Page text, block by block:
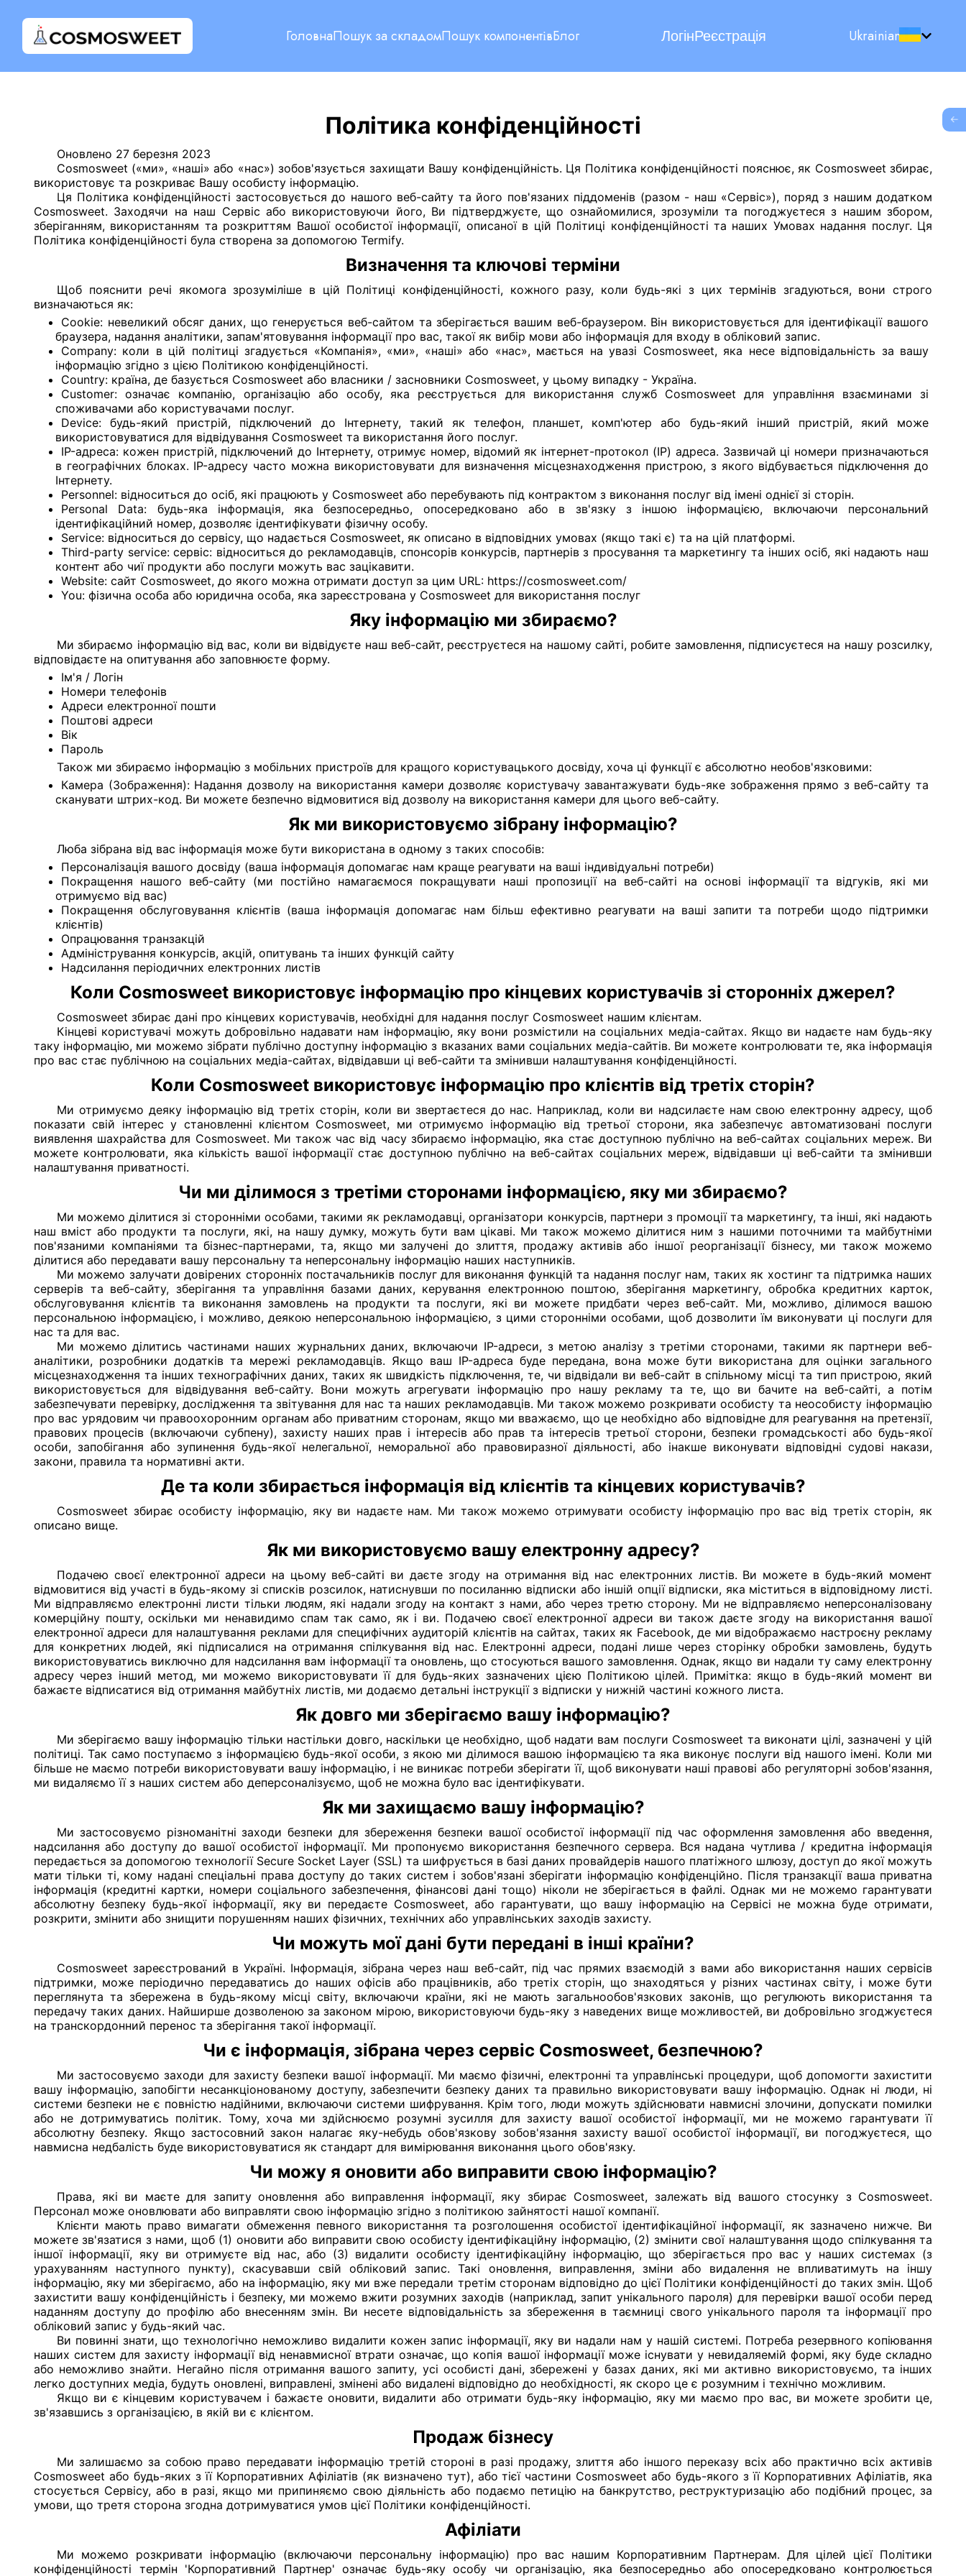
ГоловнаПошук за складомПошук компонентівБлог ЛогінРеєстрація Ukrainian
Політика конфіденційності
Оновлено 27 березня 2023
Cosmosweet («ми», «наші» або «нас») зобов'язується захищати Вашу конфіденційність. Ця Політика конфіденційності пояснює, як Cosmosweet збирає,
використовує та розкриває Вашу особисту інформацію.
Ця Політика конфіденційності застосовується до нашого веб-сайту та його пов'язаних піддоменів (разом - наш «Сервіс»), поряд з нашим додатком
Cosmosweet. Заходячи на наш Сервіс або використовуючи його, Ви підтверджуєте, що ознайомилися, зрозуміли та погоджуєтеся з нашим збором,
зберіганням, використанням та розкриттям Вашої особистої інформації, описаної в цій Політиці конфіденційності та наших Умовах надання послуг. Ця
Політика конфіденційності була створена за допомогою Termify.
Визначення та ключові терміни
Щоб пояснити речі якомога зрозуміліше в цій Політиці конфіденційності, кожного разу, коли будь-які з цих термінів згадуються, вони строго
визначаються як:
Cookie: невеликий обсяг даних, що генерується веб-сайтом та зберігається вашим веб-браузером. Він використовується для ідентифікації вашого
браузера, надання аналітики, запам'ятовування інформації про вас, такої як вибір мови або інформація для входу в обліковий запис.
Company: коли в цій політиці згадується «Компанія», «ми», «наші» або «нас», мається на увазі Cosmosweet, яка несе відповідальність за вашу
інформацію згідно з цією Політикою конфіденційності.
Country: країна, де базується Cosmosweet або власники / засновники Cosmosweet, у цьому випадку - Україна.
Customer: означає компанію, організацію або особу, яка реєструється для використання служб Cosmosweet для управління взаєминами зі
споживачами або користувачами послуг.
Device: будь-який пристрій, підключений до Інтернету, такий як телефон, планшет, комп'ютер або будь-який інший пристрій, який може
використовуватися для відвідування Cosmosweet та використання його послуг.
IP-адреса: кожен пристрій, підключений до Інтернету, отримує номер, відомий як інтернет-протокол (IP) адреса. Зазвичай ці номери призначаються
в географічних блоках. IP-адресу часто можна використовувати для визначення місцезнаходження пристрою, з якого відбувається підключення до
Інтернету.
Personnel: відноситься до осіб, які працюють у Cosmosweet або перебувають під контрактом з виконання послуг від імені однієї зі сторін.
Personal Data: будь-яка інформація, яка безпосередньо, опосередковано або в зв'язку з іншою інформацією, включаючи персональний
ідентифікаційний номер, дозволяє ідентифікувати фізичну особу.
Service: відноситься до сервісу, що надається Cosmosweet, як описано в відповідних умовах (якщо такі є) та на цій платформі.
Third-party service: сервіс: відноситься до рекламодавців, спонсорів конкурсів, партнерів з просування та маркетингу та інших осіб, які надають наш
контент або чиї продукти або послуги можуть вас зацікавити.
Website: сайт Cosmosweet, до якого можна отримати доступ за цим URL: https://cosmosweet.com/
You: фізична особа або юридична особа, яка зареєстрована у Cosmosweet для використання послуг
Яку інформацію ми збираємо?
Ми збираємо інформацію від вас, коли ви відвідуєте наш веб-сайт, реєструєтеся на нашому сайті, робите замовлення, підписуєтеся на нашу розсилку,
відповідаєте на опитування або заповнюєте форму.
Ім'я / Логін
Номери телефонів
Адреси електронної пошти
Поштові адреси
Вік
Пароль
Також ми збираємо інформацію з мобільних пристроїв для кращого користувацького досвіду, хоча ці функції є абсолютно необов'язковими:
Камера (Зображення): Надання дозволу на використання камери дозволяє користувачу завантажувати будь-яке зображення прямо з веб-сайту та
сканувати штрих-код. Ви можете безпечно відмовитися від дозволу на використання камери для цього веб-сайту.
Як ми використовуємо зібрану інформацію?
Люба зібрана від вас інформація може бути використана в одному з таких способів:
Персоналізація вашого досвіду (ваша інформація допомагає нам краще реагувати на ваші індивідуальні потреби)
Покращення нашого веб-сайту (ми постійно намагаємося покращувати наші пропозиції на веб-сайті на основі інформації та відгуків, які ми
отримуємо від вас)
Покращення обслуговування клієнтів (ваша інформація допомагає нам більш ефективно реагувати на ваші запити та потреби щодо підтримки
клієнтів)
Опрацювання транзакцій
Адміністрування конкурсів, акцій, опитувань та інших функцій сайту
Надсилання періодичних електронних листів
Коли Cosmosweet використовує інформацію про кінцевих користувачів зі сторонніх джерел?
Cosmosweet збирає дані про кінцевих користувачів, необхідні для надання послуг Cosmosweet нашим клієнтам.
Кінцеві користувачі можуть добровільно надавати нам інформацію, яку вони розмістили на соціальних медіа-сайтах. Якщо ви надаєте нам будь-яку
таку інформацію, ми можемо зібрати публічно доступну інформацію з вказаних вами соціальних медіа-сайтів. Ви можете контролювати те, яка інформація
про вас стає публічною на соціальних медіа-сайтах, відвідавши ці веб-сайти та змінивши налаштування конфіденційності.
Коли Cosmosweet використовує інформацію про клієнтів від третіх сторін?
Ми отримуємо деяку інформацію від третіх сторін, коли ви звертаєтеся до нас. Наприклад, коли ви надсилаєте нам свою електронну адресу, щоб
показати свій інтерес у становленні клієнтом Cosmosweet, ми отримуємо інформацію від третьої сторони, яка забезпечує автоматизовані послуги
виявлення шахрайства для Cosmosweet. Ми також час від часу збираємо інформацію, яка стає доступною публічно на веб-сайтах соціальних мереж. Ви
можете контролювати, яка кількість вашої інформації стає доступною публічно на веб-сайтах соціальних мереж, відвідавши ці веб-сайти та змінивши
налаштування приватності.
Чи ми ділимося з третіми сторонами інформацією, яку ми збираємо?
Ми можемо ділитися зі сторонніми особами, такими як рекламодавці, організатори конкурсів, партнери з промоції та маркетингу, та інші, які надають
наш вміст або продукти та послуги, які, на нашу думку, можуть бути вам цікаві. Ми також можемо ділитися ним з нашими поточними та майбутніми
пов'язаними компаніями та бізнес-партнерами, та, якщо ми залучені до злиття, продажу активів або іншої реорганізації бізнесу, ми також можемо
ділитися або передавати вашу персональну та неперсональну інформацію наших наступників.
Ми можемо залучати довірених сторонніх постачальників послуг для виконання функцій та надання послуг нам, таких як хостинг та підтримка наших
серверів та веб-сайту, зберігання та управління базами даних, керування електронною поштою, зберігання маркетингу, обробка кредитних карток,
обслуговування клієнтів та виконання замовлень на продукти та послуги, які ви можете придбати через веб-сайт. Ми, можливо, ділимося вашою
персональною інформацією, і можливо, деякою неперсональною інформацією, з цими сторонніми особами, щоб дозволити їм виконувати ці послуги для
нас та для вас.
Ми можемо ділитись частинами наших журнальних даних, включаючи IP-адреси, з метою аналізу з третіми сторонами, такими як партнери веб-
аналітики, розробники додатків та мережі рекламодавців. Якщо ваш IP-адреса буде передана, вона може бути використана для оцінки загального
місцезнаходження та інших технографічних даних, таких як швидкість підключення, те, чи відвідали ви веб-сайт в спільному місці та тип пристрою, який
використовується для відвідування веб-сайту. Вони можуть агрегувати інформацію про нашу рекламу та те, що ви бачите на веб-сайті, а потім
забезпечувати перевірку, дослідження та звітування для нас та наших рекламодавців. Ми також можемо розкривати особисту та неособисту інформацію
про вас урядовим чи правоохоронним органам або приватним сторонам, якщо ми вважаємо, що це необхідно або відповідне для реагування на претензії,
правових процесів (включаючи субпену), захисту наших прав і інтересів або прав та інтересів третьої сторони, безпеки громадськості або будь-якої
особи, запобігання або зупинення будь-якої нелегальної, неморальної або правовиразної діяльності, або інакше виконувати відповідні судові накази,
закони, правила та нормативні акти.
Де та коли збирається інформація від клієнтів та кінцевих користувачів?
Cosmosweet збирає особисту інформацію, яку ви надаєте нам. Ми також можемо отримувати особисту інформацію про вас від третіх сторін, як
описано вище.
Як ми використовуємо вашу електронну адресу?
Подачею своєї електронної адреси на цьому веб-сайті ви даєте згоду на отримання від нас електронних листів. Ви можете в будь-який момент
відмовитися від участі в будь-якому зі списків розсилок, натиснувши по посиланню відписки або іншій опції відписки, яка міститься в відповідному листі.
Ми відправляємо електронні листи тільки людям, які надали згоду на контакт з нами, або через третю сторону. Ми не відправляємо неперсоналізовану
комерційну пошту, оскільки ми ненавидимо спам так само, як і ви. Подачею своєї електронної адреси ви також даєте згоду на використання вашої
електронної адреси для налаштування реклами для специфічних аудиторій клієнтів на сайтах, таких як Facebook, де ми відображаємо настроєну рекламу
для конкретних людей, які підписалися на отримання спілкування від нас. Електронні адреси, подані лише через сторінку обробки замовлень, будуть
використовуватись виключно для надсилання вам інформації та оновлень, що стосуються вашого замовлення. Однак, якщо ви надали ту саму електронну
адресу через інший метод, ми можемо використовувати її для будь-яких зазначених цією Політикою цілей. Примітка: якщо в будь-який момент ви
бажаєте відписатися від отримання майбутніх листів, ми додаємо детальні інструкції з відписки у нижній частині кожного листа.
Як довго ми зберігаємо вашу інформацію?
Ми зберігаємо вашу інформацію тільки настільки довго, наскільки це необхідно, щоб надати вам послуги Cosmosweet та виконати цілі, зазначені у цій
політиці. Так само поступаємо з інформацією будь-якої особи, з якою ми ділимося вашою інформацією та яка виконує послуги від нашого імені. Коли ми
більше не маємо потреби використовувати вашу інформацію, і не виникає потреби зберігати її, щоб виконувати наші правові або регуляторні зобов'язання,
ми видаляємо її з наших систем або деперсоналізуємо, щоб не можна було вас ідентифікувати.
Як ми захищаємо вашу інформацію?
Ми застосовуємо різноманітні заходи безпеки для збереження безпеки вашої особистої інформації під час оформлення замовлення або введення,
надсилання або доступу до вашої особистої інформації. Ми пропонуємо використання безпечного сервера. Вся надана чутлива / кредитна інформація
передається за допомогою технології Secure Socket Layer (SSL) та шифрується в базі даних провайдерів нашого платіжного шлюзу, доступ до якої можуть
мати тільки ті, кому надані спеціальні права доступу до таких систем і зобов'язані зберігати інформацію конфіденційно. Після транзакції ваша приватна
інформація (кредитні картки, номери соціального забезпечення, фінансові дані тощо) ніколи не зберігається в файлі. Однак ми не можемо гарантувати
абсолютну безпеку будь-якої інформації, яку ви передаєте Cosmosweet, або гарантувати, що вашу інформацію на Сервісі не можна буде отримати,
розкрити, змінити або знищити порушенням наших фізичних, технічних або управлінських заходів захисту.
Чи можуть мої дані бути передані в інші країни?
Cosmosweet зареєстрований в Україні. Інформація, зібрана через наш веб-сайт, під час прямих взаємодій з вами або використання наших сервісів
підтримки, може періодично передаватись до наших офісів або працівників, або третіх сторін, що знаходяться у різних частинах світу, і може бути
переглянута та збережена в будь-якому місці світу, включаючи країни, які не мають загальнообов'язкових законів, що регулюють використання та
передачу таких даних. Найширше дозволеною за законом мірою, використовуючи будь-яку з наведених вище можливостей, ви добровільно згоджуєтеся
на транскордонний перенос та зберігання такої інформації.
Чи є інформація, зібрана через сервіс Cosmosweet, безпечною?
Ми застосовуємо заходи для захисту безпеки вашої інформації. Ми маємо фізичні, електронні та управлінські процедури, щоб допомогти захистити
вашу інформацію, запобігти несанкціонованому доступу, забезпечити безпеку даних та правильно використовувати вашу інформацію. Однак ні люди, ні
системи безпеки не є повністю надійними, включаючи системи шифрування. Крім того, люди можуть здійснювати навмисні злочини, допускати помилки
або не дотримуватись політик. Тому, хоча ми здійснюємо розумні зусилля для захисту вашої особистої інформації, ми не можемо гарантувати її
абсолютну безпеку. Якщо застосовний закон налагає яку-небудь обов'язкову зобов'язання захисту вашої особистої інформації, ви погоджуєтеся, що
навмисна недбалість буде використовуватися як стандарт для вимірювання виконання цього обов'язку.
Чи можу я оновити або виправити свою інформацію?
Права, які ви маєте для запиту оновлення або виправлення інформації, яку збирає Cosmosweet, залежать від вашого стосунку з Cosmosweet.
Персонал може оновлювати або виправляти свою інформацію згідно з політикою зайнятості нашої компанії.
Клієнти мають право вимагати обмеження певного використання та розголошення особистої ідентифікаційної інформації, як зазначено нижче. Ви
можете зв'язатися з нами, щоб (1) оновити або виправити свою особисту ідентифікаційну інформацію, (2) змінити свої налаштування щодо спілкування та
іншої інформації, яку ви отримуєте від нас, або (3) видалити особисту ідентифікаційну інформацію, що зберігається про вас у наших системах (з
урахуванням наступного пункту), скасувавши свій обліковий запис. Такі оновлення, виправлення, зміни або видалення не впливатимуть на іншу
інформацію, яку ми зберігаємо, або на інформацію, яку ми вже передали третім сторонам відповідно до цієї Політики конфіденційності до таких змін. Щоб
захистити вашу конфіденційність і безпеку, ми можемо вжити розумних заходів (наприклад, запит унікального пароля) для перевірки вашої особи перед
наданням доступу до профілю або внесенням змін. Ви несете відповідальність за збереження в таємниці свого унікального пароля та інформації про
обліковий запис у будь-який час.
Ви повинні знати, що технологічно неможливо видалити кожен запис інформації, яку ви надали нам у нашій системі. Потреба резервного копіювання
наших систем для захисту інформації від ненавмисної втрати означає, що копія вашої інформації може існувати у невидаляемій формі, яку буде складно
або неможливо знайти. Негайно після отримання вашого запиту, усі особисті дані, збережені у базах даних, які ми активно використовуємо, та інших
легко доступних медіа, будуть оновлені, виправлені, змінені або видалені відповідно до необхідності, як скоро це є розумним і технічно можливим.
Якщо ви є кінцевим користувачем і бажаєте оновити, видалити або отримати будь-яку інформацію, яку ми маємо про вас, ви можете зробити це,
зв'язавшись з організацією, в якій ви є клієнтом.
Продаж бізнесу
Ми залишаємо за собою право передавати інформацію третій стороні в разі продажу, злиття або іншого переказу всіх або практично всіх активів
Cosmosweet або будь-яких з її Корпоративних Афіліатів (як визначено тут), або тієї частини Cosmosweet або будь-якого з її Корпоративних Афіліатів, яка
стосується Сервісу, або в разі, якщо ми припиняємо свою діяльність або подаємо петицію на банкрутство, реструктуризацію або подібний процес, за
умови, що третя сторона згодна дотримуватися умов цієї Політики конфіденційності.
Афіліати
Ми можемо розкривати інформацію (включаючи персональну інформацію) про вас нашим Корпоративним Партнерам. Для цілей цієї Політики
конфіденційності термін 'Корпоративний Партнер' означає будь-яку особу чи організацію, яка безпосередньо або опосередковано контролюється